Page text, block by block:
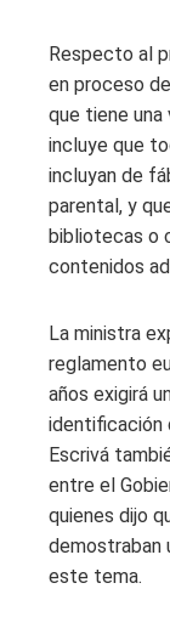
Respecto al
en proceso
que tiene una
incluye que
incluyan de
parental, y
bibliotecas o
contenidos
La ministra
reglamento
años exigirá
identificación
Escrivá
entre el
quienes dijo
demostraban
este tema.